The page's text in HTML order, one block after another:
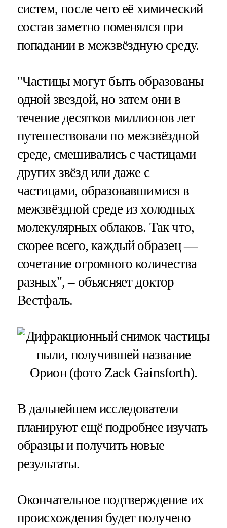
систем, после чего её химический
состав заметно поменялся при
попадании в межзвёздную среду.
"Частицы могут быть образованы
одной звездой, но затем они в
течение десятков миллионов лет
путешествовали по межзвёздной
среде, смешивались с частицами
других звёзд или даже с
частицами, образовавшимися в
межзвёздной среде из холодных
молекулярных облаков. Так что,
скорее всего, каждый образец —
сочетание огромного количества
разных", – объясняет доктор
Вестфаль.
В дальнейшем исследователи
планируют ещё подробнее изучать
образцы и получить новые
результаты.
Окончательное подтверждение их
происхождения будет получено